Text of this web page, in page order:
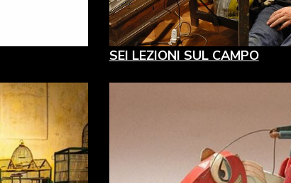
SEI LEZIONI SUL CAMPO